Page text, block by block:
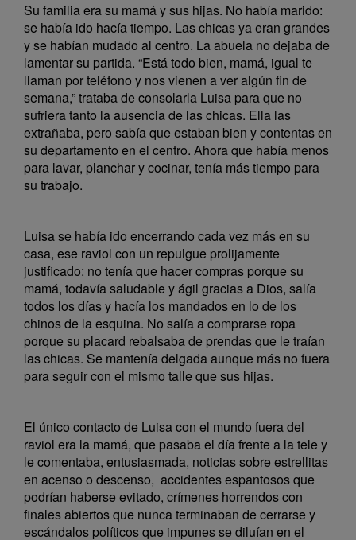
Su familia era su mamá y sus hijas. No había marido:
se había ido hacía tiempo. Las chicas ya eran grandes
y se habían mudado al centro. La abuela no dejaba de
lamentar su partida. “Está todo bien, mamá, igual te
llaman por teléfono y nos vienen a ver algún fin de
semana,” trataba de consolarla Luisa para que no
sufriera tanto la ausencia de las chicas. Ella las
extrañaba, pero sabía que estaban bien y contentas en
su departamento en el centro. Ahora que había menos
para lavar, planchar y cocinar, tenía más tiempo para
su trabajo.
Luisa se había ido encerrando cada vez más en su
casa, ese raviol con un repulgue prolijamente
justificado: no tenía que hacer compras porque su
mamá, todavía saludable y ágil gracias a Dios, salía
todos los días y hacía los mandados en lo de los
chinos de la esquina. No salía a comprarse ropa
porque su placard rebalsaba de prendas que le traían
las chicas. Se mantenía delgada aunque más no fuera
para seguir con el mismo talle que sus hijas.
El único contacto de Luisa con el mundo fuera del
raviol era la mamá, que pasaba el día frente a la tele y
le comentaba, entusiasmada, noticias sobre estrellitas
en acenso o descenso, accidentes espantosos que
podrían haberse evitado, crímenes horrendos con
finales abiertos que nunca terminaban de cerrarse y
escándalos políticos que impunes se diluían en el